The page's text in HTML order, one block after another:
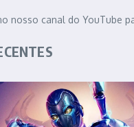
nosso canal do YouTube